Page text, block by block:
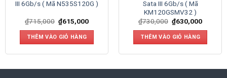
III 6Gb/s ( Mã N535S120G )
₫715,000 ₫615,000
THÊM VÀO GIỎ HÀNG
Sata III 6Gb/s ( Mã
KM120GSMV32 )
₫730,000 ₫630,000
THÊM VÀO GIỎ HÀNG